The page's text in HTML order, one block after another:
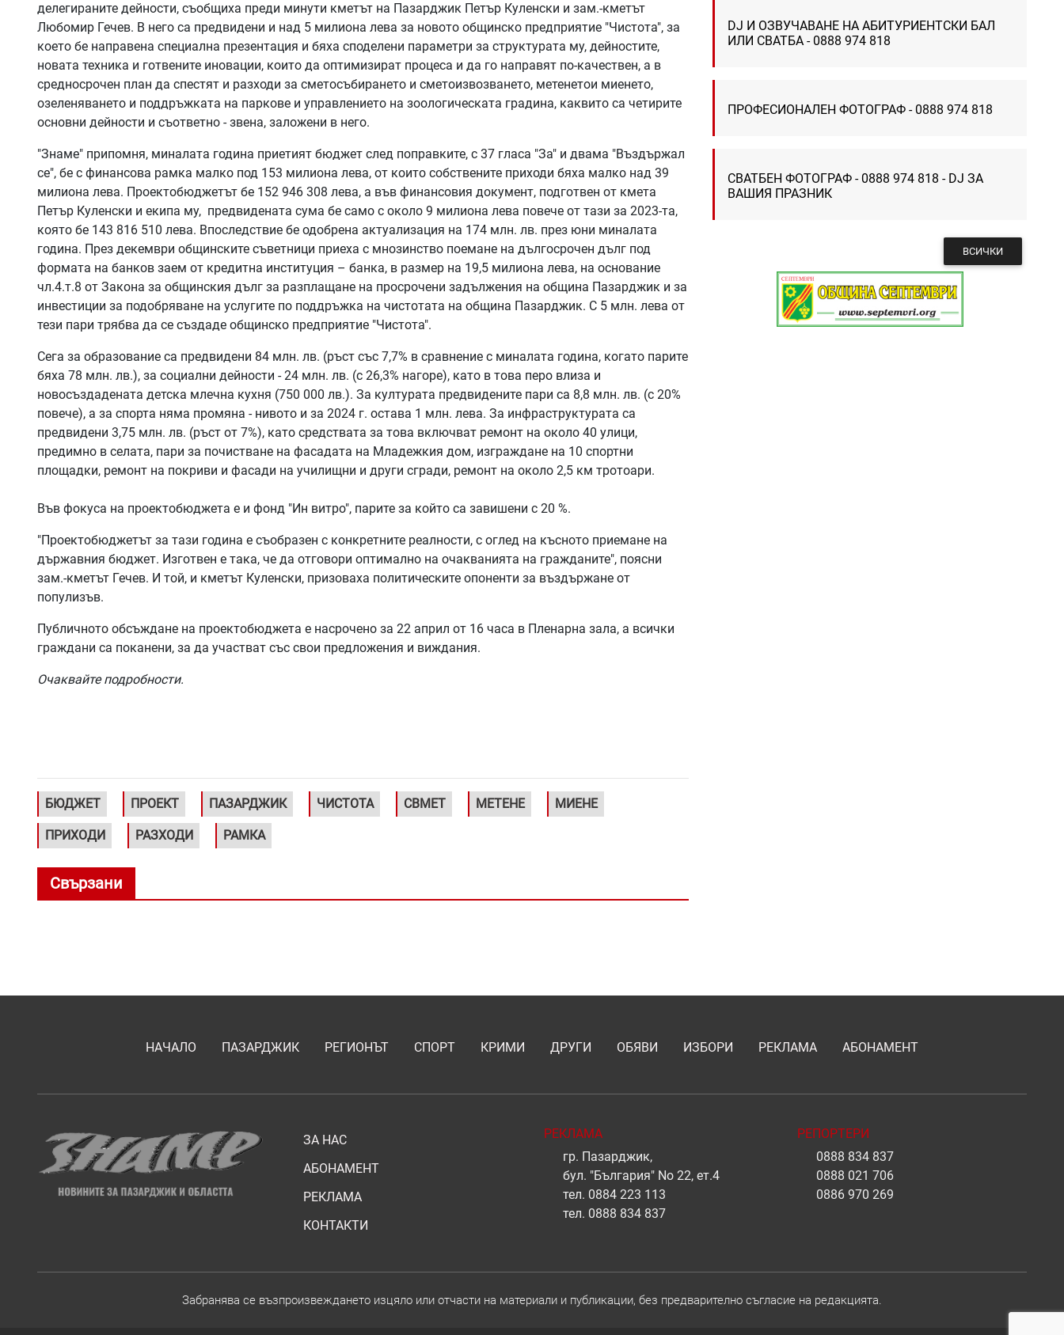
делегираните дейности, съобщиха преди минути кметът на Пазарджик Петър Куленски и зам.-кметът
Любомир Гечев. В него са предвидени и над 5 милиона лева за новото общинско предприятие "Чистота", за
което бе направена специална презентация и бяха споделени параметри за структурата му, дейностите,
новата техника и готвените иновации, които да оптимизират процеса и да го направят по-качествен, а в
средносрочен план да спестят и разходи за сметосъбирането и сметоизвозването, метенетои миенето,
озеленяването и поддръжката на паркове и управлението на зоологическата градина, каквито са четирите
основни дейности и съответно - звена, заложени в него.
"Знаме" припомня, миналата година приетият бюджет след поправките, с 37 гласа "За" и двама "Въздържал
се", бе с финансова рамка малко под 153 милиона лева, от които собствените приходи бяха малко над 39
милиона лева. Проектобюджетът бе 152 946 308 лева, а във финансовия документ, подготвен от кмета
Петър Куленски и екипа му, предвидената сума бе само с около 9 милиона лева повече от тази за 2023-та,
която бе 143 816 510 лева. Впоследствие бе одобрена актуализация на 174 млн. лв. през юни миналата
година. През декември общинските съветници приеха с мнозинство поемане на дългосрочен дълг под
формата на банков заем от кредитна институция – банка, в размер на 19,5 милиона лева, на основание
чл.4.т.8 от Закона за общинския дълг за разплащане на просрочени задължения на община Пазарджик и за
инвестиции за подобряване на услугите по поддръжка на чистотата на община Пазарджик. С 5 млн. лева от
тези пари трябва да се създаде общинско предприятие "Чистота".
Сега за образование са предвидени 84 млн. лв. (ръст със 7,7% в сравнение с миналата година, когато парите
бяха 78 млн. лв.), за социални дейности - 24 млн. лв. (с 26,3% нагоре), като в това перо влиза и
новосъздадената детска млечна кухня (750 000 лв.). За културата предвидените пари са 8,8 млн. лв. (с 20%
повече), а за спорта няма промяна - нивото и за 2024 г. остава 1 млн. лева. За инфраструктурата са
предвидени 3,75 млн. лв. (ръст от 7%), като средствата за това включват ремонт на около 40 улици,
предимно в селата, пари за почистване на фасадата на Младежкия дом, изграждане на 10 спортни
площадки, ремонт на покриви и фасади на училищни и други сгради, ремонт на около 2,5 км тротоари.
Във фокуса на проектобюджета е и фонд "Ин витро", парите за който са завишени с 20 %.
"Проектобюджетът за тази година е съобразен с конкретните реалности, с оглед на късното приемане на
държавния бюджет. Изготвен е така, че да отговори оптимално на очакванията на гражданите", поясни
зам.-кметът Гечев. И той, и кметът Куленски, призоваха политическите опоненти за въздържане от
популизъв.
Публичното обсъждане на проектобюджета е насрочено за 22 април от 16 часа в Пленарна зала, а всички
граждани са поканени, за да участват със свои предложения и виждания.
Очаквайте подробности.
БЮДЖЕТ ПРОЕКТ ПАЗАРДЖИК ЧИСТОТА СВМЕТ МЕТЕНЕ МИЕНЕ
ПРИХОДИ РАЗХОДИ РАМКА
Свързани
DJ И ОЗВУЧАВАНЕ НА АБИТУРИЕНТСКИ БАЛ
ИЛИ СВАТБА - 0888 974 818
ПРОФЕСИОНАЛЕН ФОТОГРАФ - 0888 974 818
СВАТБЕН ФОТОГРАФ - 0888 974 818 - DJ ЗА
ВАШИЯ ПРАЗНИК
ВСИЧКИ
НАЧАЛО ПАЗАРДЖИК РЕГИОНЪТ СПОРТ КРИМИ ДРУГИ ОБЯВИ ИЗБОРИ РЕКЛАМА АБОНАМЕНТ
ЗА НАС
АБОНАМЕНТ
РЕКЛАМА
КОНТАКТИ
РЕКЛАМА
гр. Пазарджик,
бул. "България" No 22, ет.4
тел. 0884 223 113
тел. 0888 834 837
РЕПОРТЕРИ
0888 834 837
0888 021 706
0886 970 269
Забранява се възпроизвеждането изцяло или отчасти на материали и публикации, без предварително съгласие на редакцията.